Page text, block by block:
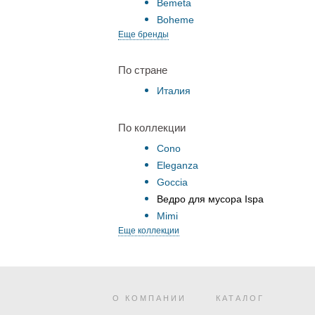
Bemeta
Boheme
Еще бренды
По стране
Италия
По коллекции
Cono
Eleganza
Goccia
Ведро для мусора Ispa
Mimi
Еще коллекции
О КОМПАНИИ КАТАЛОГ